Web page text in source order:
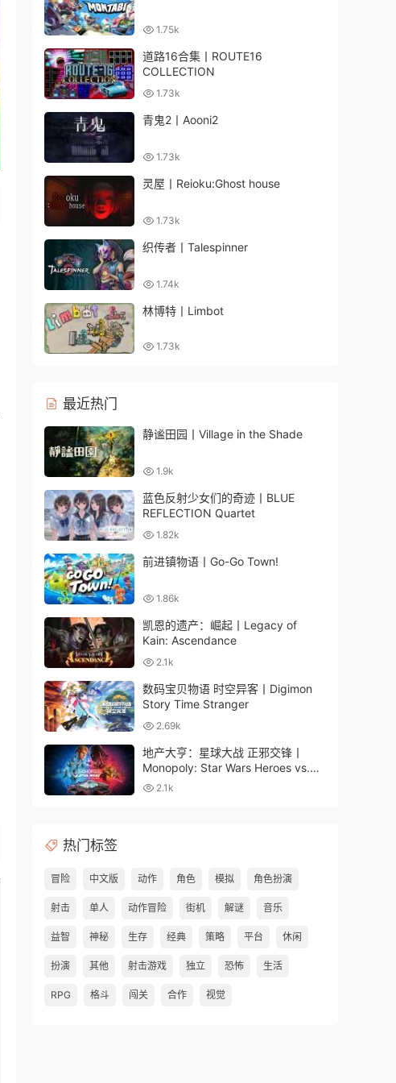
1.75k
道路16合集丨ROUTE16
COLLECTION
1.73k
青鬼2丨Aooni2
1.73k
灵屋丨Reioku:Ghost house
1.73k
织传者丨Talespinner
1.74k
林博特丨Limbot
1.73k
最近热门
静谧田园丨Village in the Shade
1.9k
蓝色反射少女们的奇迹丨BLUE
REFLECTION Quartet
1.82k
前进镇物语丨Go-Go Town!
1.86k
凯恩的遗产：崛起丨Legacy of
Kain: Ascendance
2.1k
数码宝贝物语 时空异客丨Digimon
Story Time Stranger
2.69k
地产大亨：星球大战 正邪交锋丨
Monopoly: Star Wars Heroes vs.
Villains
2.1k
热门标签
冒险 中文版 动作 角色 模拟 角色扮演
射击 单人 动作冒险 街机 解谜 音乐
益智 神秘 生存 经典 策略 平台 休闲
扮演 其他 射击游戏 独立 恐怖 生活
RPG 格斗 闯关 合作 视觉